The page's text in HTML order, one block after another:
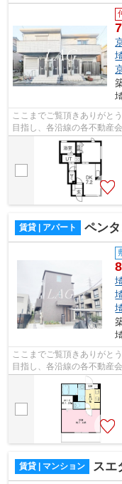
ここまでご覧頂きありがと
目指し、各沿線の各不動産
様へ提供しております！最
賃貸 | アパート ペン
8
ここまでご覧頂きありがと
目指し、各沿線の各不動産
様へ提供しております！最
賃貸 | マンション スエ